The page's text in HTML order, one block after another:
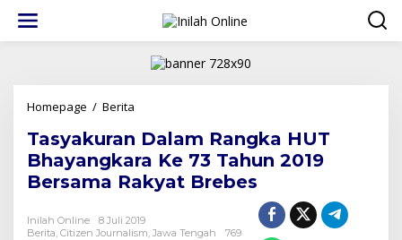
konten
Homepage / Berita
Rangka
HUT
Bhayangkara
Ke
Tahun
2019
Tasyakuran Dalam Rangka HUT
Bhayangkara Ke 73 Tahun 2019
Bersama Rakyat Brebes
Inilah Online
8 Juli 2019
Berita, Citizen Journalism, Jawa Tengah
769